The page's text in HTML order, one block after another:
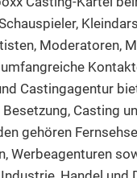
Moderatoren,
Castingagentur
Casting
gehören
Werbeagenturen